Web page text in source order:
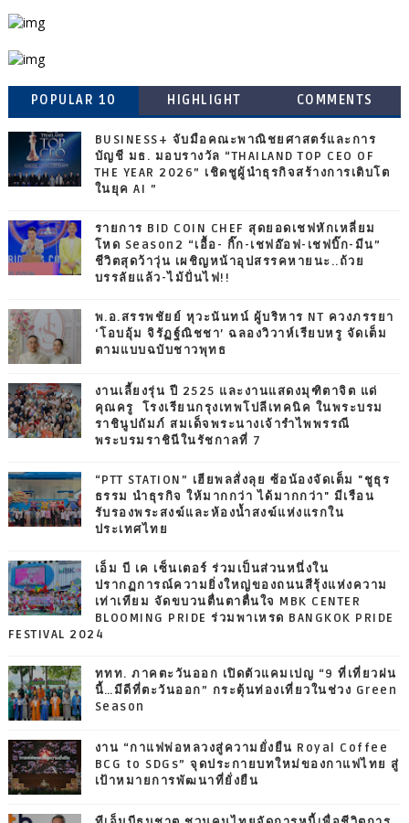
POPULAR 10 HIGHLIGHT COMMENTS
BUSINESS+ จับมือคณะพาณิชยศาสตร์และการ
บัญชี มธ. มอบรางวัล “THAILAND TOP CEO OF
THE YEAR 2026” เชิดชูผู้นำธุรกิจสร้างการเติบโต
ในยุค AI ”
รายการ BID COIN CHEF สุดยอดเชฟหักเหลี่ยม
โหด Season2 “เอื้อ- กิ๊ก-เชฟอ๊อฟ-เชฟบิ๊ก-มีน”
ชีวิตสุดว้าวุ่น เผชิญหน้าอุปสรรคหายนะ..ถ้วย
บรรลัยแล้ว-ไม้ปั่นไฟ!!
พ.อ.สรรพชัยย์ หุวะนันทน์ ผู้บริหาร NT ควงภรรยา
‘โอบอุ้ม จิรัฏฐ์ณิชชา’ ฉลองวิวาห์เรียบหรู จัดเต็ม
ตามแบบฉบับชาวพุทธ
งานเลี้ยงรุ่น ปี 2525 และงานแสดงมุฑิตาจิต แด่
คุณครู โรงเรียนกรุงเทพโปลีเทคนิค ในพระบรม
ราชินูปถัมภ์ สมเด็จพระนางเจ้ารำไพพรรณี
พระบรมราชินีในรัชกาลที่ 7
“PTT STATION” เฮียพลสั่งลุย ซ้อน้องจัดเต็ม "ชูธุร
ธรรม นำธุรกิจ ให้มากกว่า ได้มากกว่า" มีเรือน
รับรองพระสงฆ์และห้องน้ำสงฆ์แห่งแรกใน
ประเทศไทย
เอ็ม บี เค เซ็นเตอร์ ร่วมเป็นส่วนหนึ่งใน
ปรากฏการณ์ความยิ่งใหญ่ของถนนสีรุ้งแห่งความ
เท่าเทียม จัดขบวนตื่นตาตื่นใจ MBK CENTER
BLOOMING PRIDE ร่วมพาเหรด BANGKOK PRIDE
FESTIVAL 2024
ททท. ภาคตะวันออก เปิดตัวแคมเปญ “9 ที่เที่ยวฝน
นี้…มีดีที่ตะวันออก” กระตุ้นท่องเที่ยวในช่วง Green
Season
งาน “กาแฟพ่อหลวงสู่ความยั่งยืน Royal Coffee
BCG to SDGs” จุดประกายบทใหม่ของกาแฟไทย สู่
เป้าหมายการพัฒนาที่ยั่งยืน